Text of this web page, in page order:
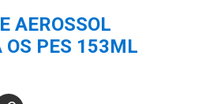
AEROSSOL
OS PES 153ML